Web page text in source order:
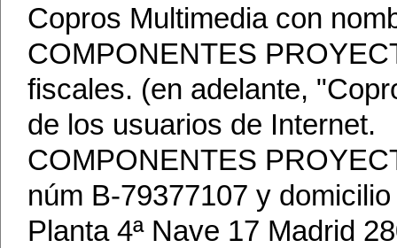
Copros Multimedia con
COMPONENTES
fiscales. (en adelante,
de los usuarios de Internet.
COMPONENTES
núm B-79377107 y
Planta 4ª Nave 17 Madrid